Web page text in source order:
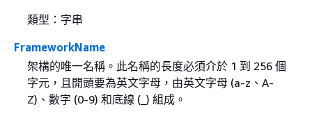
類型：字串
FrameworkName
架構的唯一名稱。此名稱的長度必須介於 1 到 256 個
字元，且開頭要為英文字母，由英文字母 (a-z、A-
Z)、數字 (0-9) 和底線 (_) 組成。